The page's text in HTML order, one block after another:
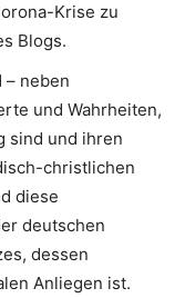
Krise zu
Blogs.
– neben
und Wahrheiten,
sind und ihren
christlichen
diese
deutschen
dessen
Anliegen ist.